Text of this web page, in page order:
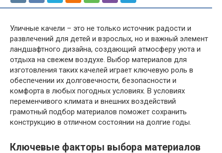
Уличные качели – это не только источник радости и
развлечений для детей и взрослых, но и важный элемент
ландшафтного дизайна, создающий атмосферу уюта и
отдыха на свежем воздухе. Выбор материалов для
изготовления таких качелей играет ключевую роль в
обеспечении их долговечности, безопасности и
комфорта в любых погодных условиях. В условиях
переменчивого климата и внешних воздействий
грамотный подбор материалов поможет сохранить
конструкцию в отличном состоянии на долгие годы.
Ключевые факторы выбора материалов